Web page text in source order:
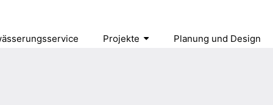
Projekte Planung und Design